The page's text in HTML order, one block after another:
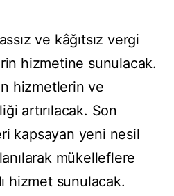
ve kâğıtsız vergi
hizmetine sunulacak.
hizmetlerin ve
artırılacak. Son
kapsayan yeni nesil
mükelleflere
hizmet sunulacak.